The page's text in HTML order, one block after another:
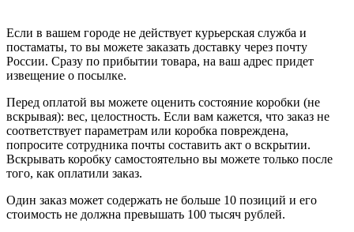
Если в вашем городе не действует курьерская служба и
постаматы, то вы можете заказать доставку через почту
России. Сразу по прибытии товара, на ваш адрес придет
извещение о посылке.
Перед оплатой вы можете оценить состояние коробки (не
вскрывая): вес, целостность. Если вам кажется, что заказ не
соответствует параметрам или коробка повреждена,
попросите сотрудника почты составить акт о вскрытии.
Вскрывать коробку самостоятельно вы можете только после
того, как оплатили заказ.
Один заказ может содержать не больше 10 позиций и его
стоимость не должна превышать 100 тысяч рублей.